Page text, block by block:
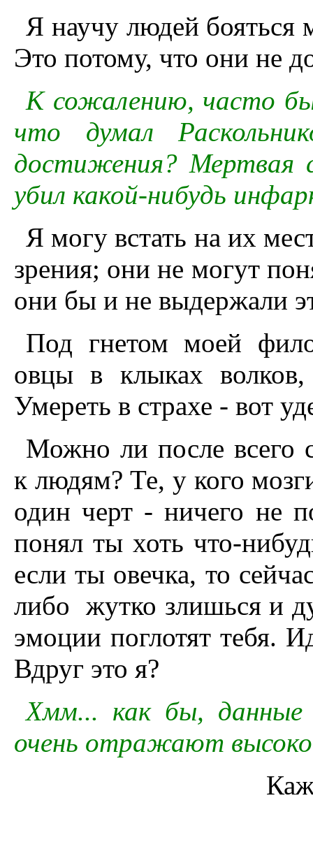
Я научу людей
Это потому, что они не
К сожалению, часто
что думал
достижения?
убил какой-нибудь
Я могу встать на их
зрения; они не могут
они бы и не выдержали
Под гнетом моей
овцы в клыках
Умереть в страхе - вот
Можно ли после всего
к людям? Те, у кого
один черт - ничего не
понял ты хоть что-
если ты овечка, то
либо жутко злишься и
эмоции поглотят тебя.
Вдруг это я?
Хмм... как бы, данные
очень отражают